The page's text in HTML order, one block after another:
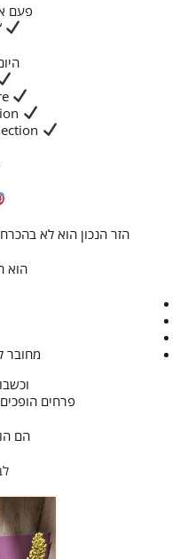
פעם
atmosphere
הזר הנכון הוא לא
הוא
מחובר
פרחים
הם